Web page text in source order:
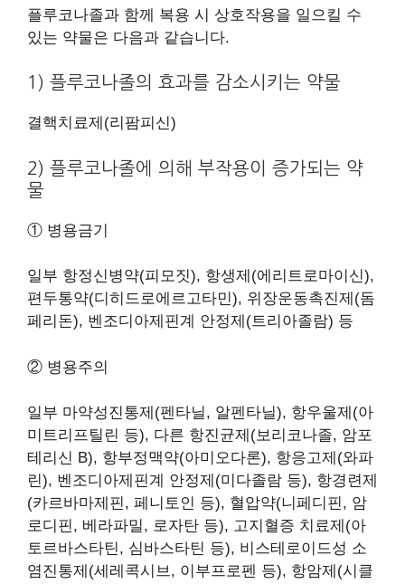
플루코나졸과 함께 복용 시 상호작용을 일으킬 수
있는 약물은 다음과 같습니다.
1) 플루코나졸의 효과를 감소시키는 약물
결핵치료제(리팜피신)
2) 플루코나졸에 의해 부작용이 증가되는 약
물
① 병용금기
일부 항정신병약(피모짓), 항생제(에리트로마이신),
편두통약(디히드로에르고타민), 위장운동촉진제(돔
페리돈), 벤조디아제핀계 안정제(트리아졸람) 등
② 병용주의
일부 마약성진통제(펜타닐, 알펜타닐), 항우울제(아
미트리프틸린 등), 다른 항진균제(보리코나졸, 암포
테리신 B), 항부정맥약(아미오다론), 항응고제(와파
린), 벤조디아제핀계 안정제(미다졸람 등), 항경련제
(카르바마제핀, 페니토인 등), 혈압약(니페디핀, 암
로디핀, 베라파밀, 로자탄 등), 고지혈증 치료제(아
토르바스타틴, 심바스타틴 등), 비스테로이드성 소
염진통제(세레콕시브, 이부프로펜 등), 항암제(시클